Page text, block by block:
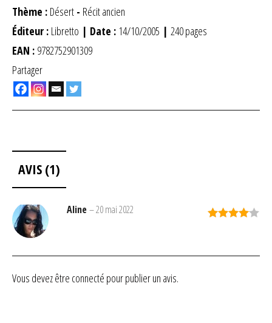
Thème : Désert - Récit ancien
Éditeur : Libretto | Date : 14/10/2005 | 240 pages
EAN : 9782752901309
Partager
AVIS (1)
Aline–20 mai 2022
Vous devez être connecté pour publier un avis.